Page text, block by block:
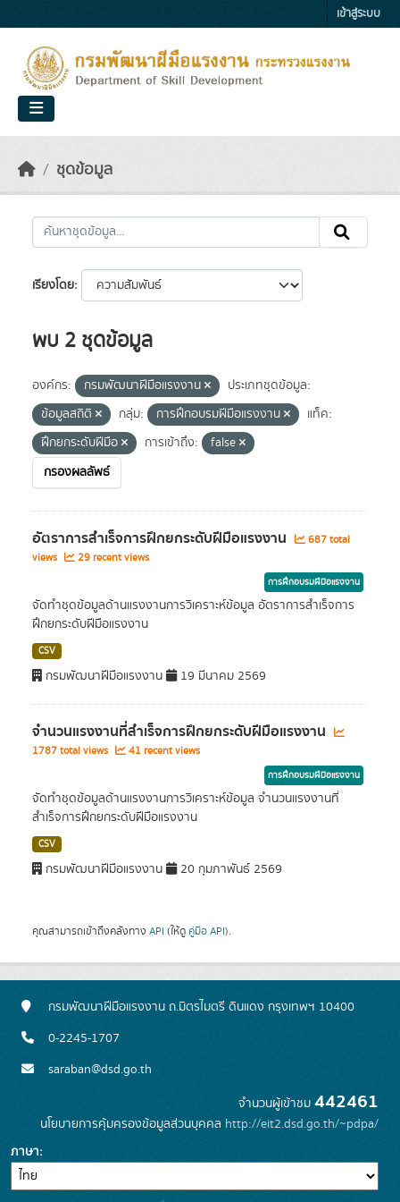
เข้าสู่ระบบ
ชุดข้อมูล
เรียงโดย
พบ 2 ชุดข้อมูล
องค์กร: กรมพัฒนาฝีมือแรงงาน
ประเภทชุดข้อมูล:
ข้อมูลสถิติ
กลุ่ม: การฝึกอบรมฝีมือแรงงาน
แท็ค:
ฝึกยกระดับฝีมือ
การเข้าถึง:
false
กรองผลลัพธ์
อัตราการสำเร็จการฝึกยกระดับฝีมือแรงงาน
687 total
views
29 recent views
การฝึกอบรมฝีมือแรงงาน
จัดทำชุดข้อมูลด้านแรงงานการวิเคราะห์ข้อมูล อัตราการสำเร็จการ
ฝึกยกระดับฝีมือแรงงาน
CSV
กรมพัฒนาฝีมือแรงงาน 19 มีนาคม 2569
จำนวนแรงงานที่สำเร็จการฝึกยกระดับฝีมือแรงงาน
1787 total views 41 recent views
การฝึกอบรมฝีมือแรงงาน
จัดทำชุดข้อมูลด้านแรงงานการวิเคราะห์ข้อมูล จำนวนแรงงานที่
สำเร็จการฝึกยกระดับฝีมือแรงงาน
CSV
กรมพัฒนาฝีมือแรงงาน 20 กุมภาพันธ์ 2569
คุณสามารถเข้าถึงคลังทาง API (ให้ดู คู่มือ API).
กรมพัฒนาฝีมือแรงงาน ถ.มิตรไมตรี ดินแดง กรุงเทพฯ 10400
0-2245-1707
saraban@dsd.go.th
จำนวนผู้เข้าชม 442461
นโยบายการคุ้มครองข้อมูลส่วนบุคคล http://eit2.dsd.go.th/~pdpa/
ภาษา